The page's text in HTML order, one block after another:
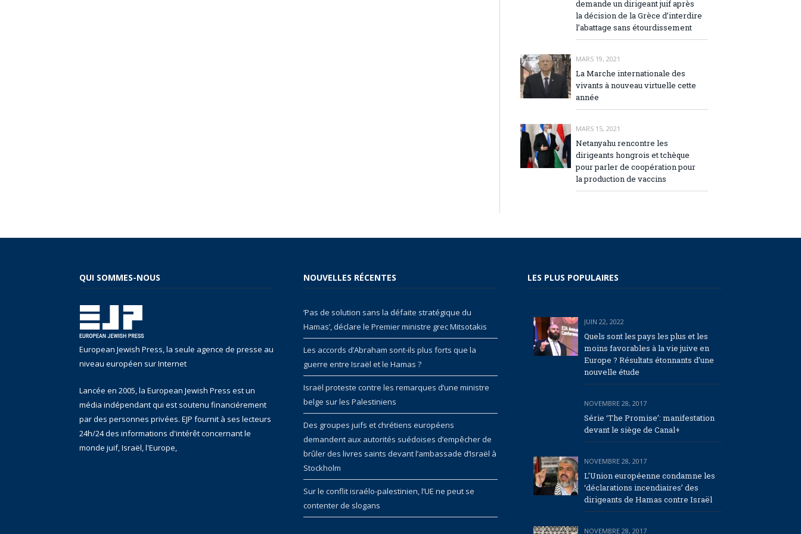
demande un dirigeant juif après
la décision de la Grèce d’interdire
l’abattage sans étourdissement
MARS 19, 2021
La Marche internationale des
vivants à nouveau virtuelle cette
année
MARS 15, 2021
Netanyahu rencontre les
dirigeants hongrois et tchèque
pour parler de coopération pour
la production de vaccins
QUI SOMMES-NOUS
European Jewish Press, la seule agence de presse au
niveau européen sur Internet
Lancée en 2005, la European Jewish Press est un
média indépendant qui est soutenu financiérement
par des personnes privées. EJP fournit à ses lecteurs
24h/24 des informations d'intérêt concernant le
monde juif, Israël, l'Europe,
NOUVELLES RÉCENTES
‘Pas de solution sans la défaite stratégique du
Hamas’, déclare le Premier ministre grec Mitsotakis
Les accords d’Abraham sont-ils plus forts que la
guerre entre Israël et le Hamas ?
Israël proteste contre les remarques d’une ministre
belge sur les Palestiniens
Des groupes juifs et chrétiens européens
demandent aux autorités suédoises d’empêcher de
brûler des livres saints devant l’ambassade d’Israël à
Stockholm
Sur le conflit israélo-palestinien, l’UE ne peut se
contenter de slogans
LES PLUS POPULAIRES
JUIN 22, 2022
Quels sont les pays les plus et les
moins favorables à la vie juive en
Europe ? Résultats étonnants d’une
nouvelle étude
NOVEMBRE 28, 2017
Série ‘The Promise’: manifestation
devant le siège de Canal+
NOVEMBRE 28, 2017
L’Union européenne condamne les
‘déclarations incendiaires’ des
dirigeants de Hamas contre Israël
NOVEMBRE 28, 2017